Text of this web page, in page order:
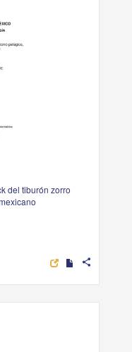
del tiburón zorro
share